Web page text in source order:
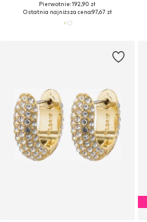
Pierwotnie: 192,90 zł
Ostatnia najniższa cena:97,67 zł